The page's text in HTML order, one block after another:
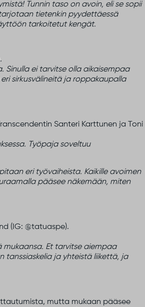
Tunnin taso on avoin, eli se sopii
tietenkin pyydettäessä
tarkoitetut kengät.
Sinulla ei tarvitse olla aikaisempaa
sirkusvälineitä ja roppakaupalla
Santeri Karttunen ja Toni
Työpaja soveltuu
eri työvaiheista. Kaikille avoimen
pääsee näkemään, miten
(IG: @tatuaspe).
mukaansa. Et tarvitse aiempaa
tanssiaskelia ja yhteistä liikettä, ja
mutta mukaan pääsee